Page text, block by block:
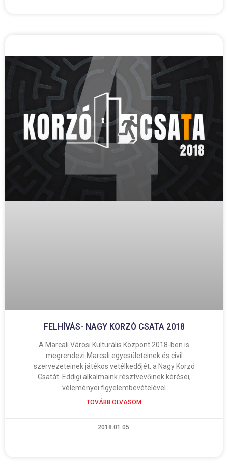
FELHÍVÁS- NAGY KORZÓ CSATA 2018
A Marcali Városi Kulturális Központ 2018-ben is
megrendezi Marcali egyesületeinek és civil
szervezeteinek játékos vetélkedőjét, a Nagy Korzó
Csatát. Eddigi alkalmaink résztvevőinek kérései,
véleményei figyelembevételével
TOVÁBB OLVASOM
2018.01.05.